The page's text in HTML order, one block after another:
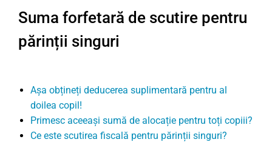
Suma forfetară de scutire pentru
părinții singuri
Așa obțineți deducerea suplimentară pentru al
doilea copil!
Primesc aceeași sumă de alocație pentru toți copiii?
Ce este scutirea fiscală pentru părinții singuri?